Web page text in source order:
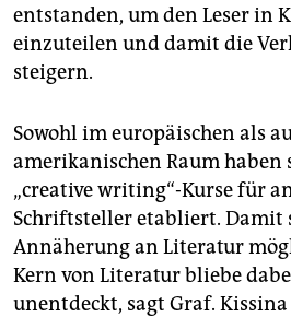
entstanden, um den Leser in
einzuteilen und damit die
steigern.
Sowohl im europäischen als
amerikanischen Raum haben
„creative writing“-Kurse für
Schriftsteller etabliert. Damit
Annäherung an Literatur
Kern von Literatur bliebe
unentdeckt, sagt Graf.